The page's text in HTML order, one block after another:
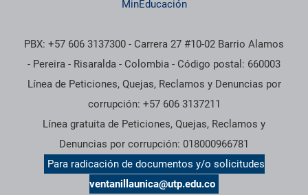
MinEducación
PBX: +57 606 3137300 - Carrera 27 #10-02 Barrio Alamos
- Pereira - Risaralda - Colombia - Código postal: 660003
Línea de Peticiones, Quejas, Reclamos y Denuncias por
corrupción: +57 606 3137211
Línea gratuita de Peticiones, Quejas, Reclamos y
Denuncias por corrupción: 018000966781
Para radicación de documentos y/o solicitudes
ventanillaunica@utp.edu.co